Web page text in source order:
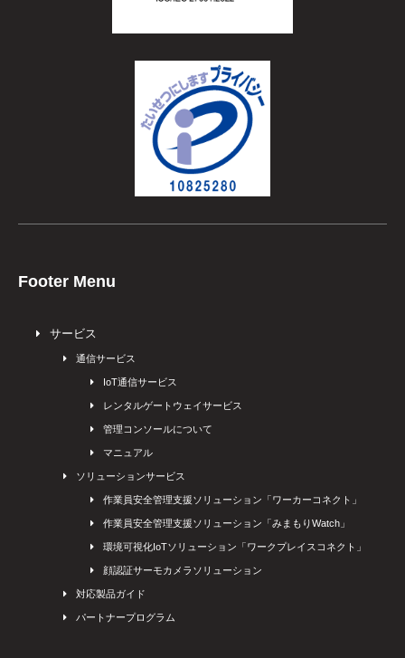
Footer Menu
サービス
通信サービス
IoT通信サービス
レンタルゲートウェイサービス
管理コンソールについて
マニュアル
ソリューションサービス
作業員安全管理支援ソリューション「ワーカーコネクト」
作業員安全管理支援ソリューション「みまもりWatch」
環境可視化IoTソリューション「ワークプレイスコネクト」
顔認証サーモカメラソリューション
対応製品ガイド
パートナープログラム